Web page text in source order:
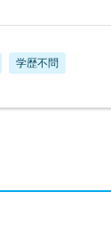
学歴不問